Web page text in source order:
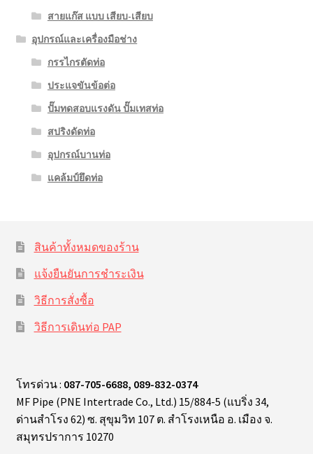
สายแก๊ส แบบ เสียบ-เสียบ
อุปกรณ์และเครื่องมือช่าง
กรรไกรตัดท่อ
ประแจขันข้อต่อ
ปั๊มทดสอบแรงดัน ปั๊มเทสท่อ
สปริงดัดท่อ
อุปกรณ์บานท่อ
แคล้มป์ยึดท่อ
สินค้าทั้งหมดของร้าน
แจ้งยืนยันการชำระเงิน
วิธีการสั่งซื้อ
วิธีการเดินท่อ PAP
โทรด่วน : 087-705-6688, 089-832-0374
MF Pipe (PNE Intertrade Co., Ltd.) 15/884-5 (แบริ่ง 34,
ด่านสำโรง 62) ซ. สุขุมวิท 107 ต. สำโรงเหนือ อ. เมือง จ.
สมุทรปราการ 10270